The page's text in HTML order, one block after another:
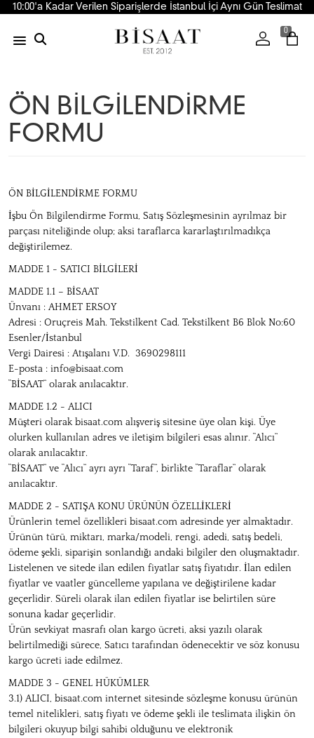
10:00'a Kadar Verilen Siparişlerde İstanbul İçi Aynı Gün Teslimat
0
ÖN BİLGİLENDİRME
FORMU
ÖN BİLGİLENDİRME FORMU
İşbu Ön Bilgilendirme Formu, Satış Sözleşmesinin ayrılmaz bir
parçası niteliğinde olup; aksi taraflarca kararlaştırılmadıkça
değiştirilemez.
MADDE 1 - SATICI BİLGİLERİ
MADDE 1.1 – BİSAAT
Ünvanı : AHMET ERSOY
Adresi : Oruçreis Mah. Tekstilkent Cad. Tekstilkent B6 Blok No:60
Esenler/İstanbul
Vergi Dairesi : Atışalanı V.D. 3690298111
E-posta : info@bisaat.com
“BİSAAT” olarak anılacaktır.
MADDE 1.2 - ALICI
Müşteri olarak bisaat.com alışveriş sitesine üye olan kişi. Üye
olurken kullanılan adres ve iletişim bilgileri esas alınır. “Alıcı”
olarak anılacaktır.
“BİSAAT” ve “Alıcı” ayrı ayrı “Taraf”, birlikte “Taraflar” olarak
anılacaktır.
MADDE 2 - SATIŞA KONU ÜRÜNÜN ÖZELLİKLERİ
Ürünlerin temel özellikleri bisaat.com adresinde yer almaktadır.
Ürünün türü, miktarı, marka/modeli, rengi, adedi, satış bedeli,
ödeme şekli, siparişin sonlandığı andaki bilgiler den oluşmaktadır.
Listelenen ve sitede ilan edilen fiyatlar satış fiyatıdır. İlan edilen
fiyatlar ve vaatler güncelleme yapılana ve değiştirilene kadar
geçerlidir. Süreli olarak ilan edilen fiyatlar ise belirtilen süre
sonuna kadar geçerlidir.
Ürün sevkiyat masrafı olan kargo ücreti, aksi yazılı olarak
belirtilmediği sürece, Satıcı tarafından ödenecektir ve söz konusu
kargo ücreti iade edilmez.
MADDE 3 - GENEL HÜKÜMLER
3.1) ALICI, bisaat.com internet sitesinde sözleşme konusu ürünün
temel nitelikleri, satış fiyatı ve ödeme şekli ile teslimata ilişkin ön
bilgileri okuyup bilgi sahibi olduğunu ve elektronik